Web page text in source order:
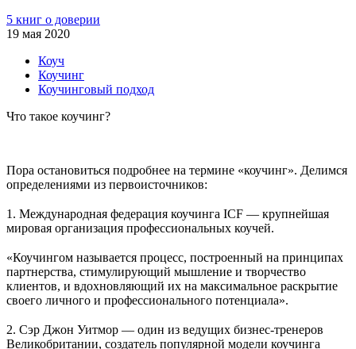
5 книг о доверии
19 мая 2020
Коуч
Коучинг
Коучинговый подход
Что такое коучинг?
Пора остановиться подробнее на термине «коучинг». Делимся
определениями из первоисточников:
1. Международная федерация коучинга ICF — крупнейшая
мировая организация профессиональных коучей.
«Коучингом называется процесс, построенный на принципах
партнерства, стимулирующий мышление и творчество
клиентов, и вдохновляющий их на максимальное раскрытие
своего личного и профессионального потенциала».
2. Сэр Джон Уитмор — один из ведущих бизнес-тренеров
Великобритании, создатель популярной модели коучинга